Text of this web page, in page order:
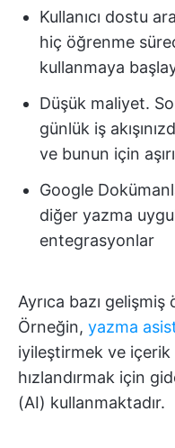
Kullanıcı dostu
hiç öğrenme
kullanmaya
Düşük maliyet.
günlük iş
ve bunun için
Google
diğer yazma
entegrasyonlar
Ayrıca bazı
Örneğin, yazma
iyileştirmek ve
hızlandırmak için
(AI) kullanmaktadır.